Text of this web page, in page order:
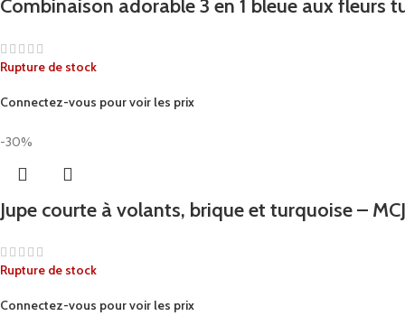
Combinaison adorable 3 en 1 bleue aux fleurs
Rupture de stock
Connectez-vous pour voir les prix
-30%
Jupe courte à volants, brique et turquoise –
Rupture de stock
Connectez-vous pour voir les prix